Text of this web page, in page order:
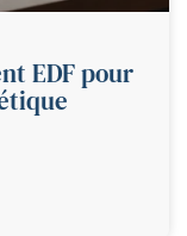
EDF pour